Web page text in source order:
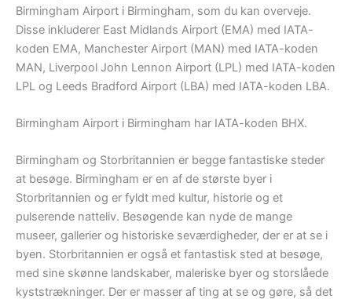
Birmingham Airport i Birmingham, som du kan overveje.
Disse inkluderer East Midlands Airport (EMA) med IATA-
koden EMA, Manchester Airport (MAN) med IATA-koden
MAN, Liverpool John Lennon Airport (LPL) med IATA-koden
LPL og Leeds Bradford Airport (LBA) med IATA-koden LBA.
Birmingham Airport i Birmingham har IATA-koden BHX.
Birmingham og Storbritannien er begge fantastiske steder
at besøge. Birmingham er en af de største byer i
Storbritannien og er fyldt med kultur, historie og et
pulserende natteliv. Besøgende kan nyde de mange
museer, gallerier og historiske seværdigheder, der er at se i
byen. Storbritannien er også et fantastisk sted at besøge,
med sine skønne landskaber, maleriske byer og storslåede
kyststrækninger. Der er masser af ting at se og gøre, så det